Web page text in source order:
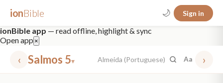
ionBible 🌙 Sign in
ionBible app — read offline, highlight & sync
Open app ×
‹ Salmos 5▾ Almeida (Portuguese) Aa ›